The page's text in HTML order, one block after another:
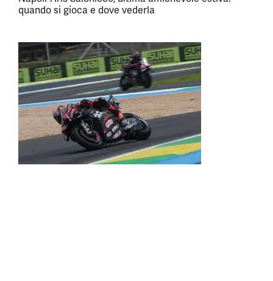
quando si gioca e dove vederla